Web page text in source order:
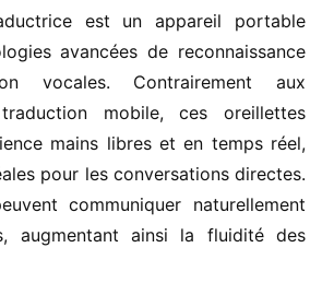
est un appareil portable
avancées de reconnaissance
vocales. Contrairement aux
mobile, ces oreillettes
mains libres et en temps réel,
pour les conversations directes.
communiquer naturellement
augmentant ainsi la fluidité des